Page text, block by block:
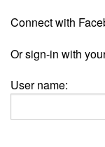
Connect with
Or sign-in with
User name: